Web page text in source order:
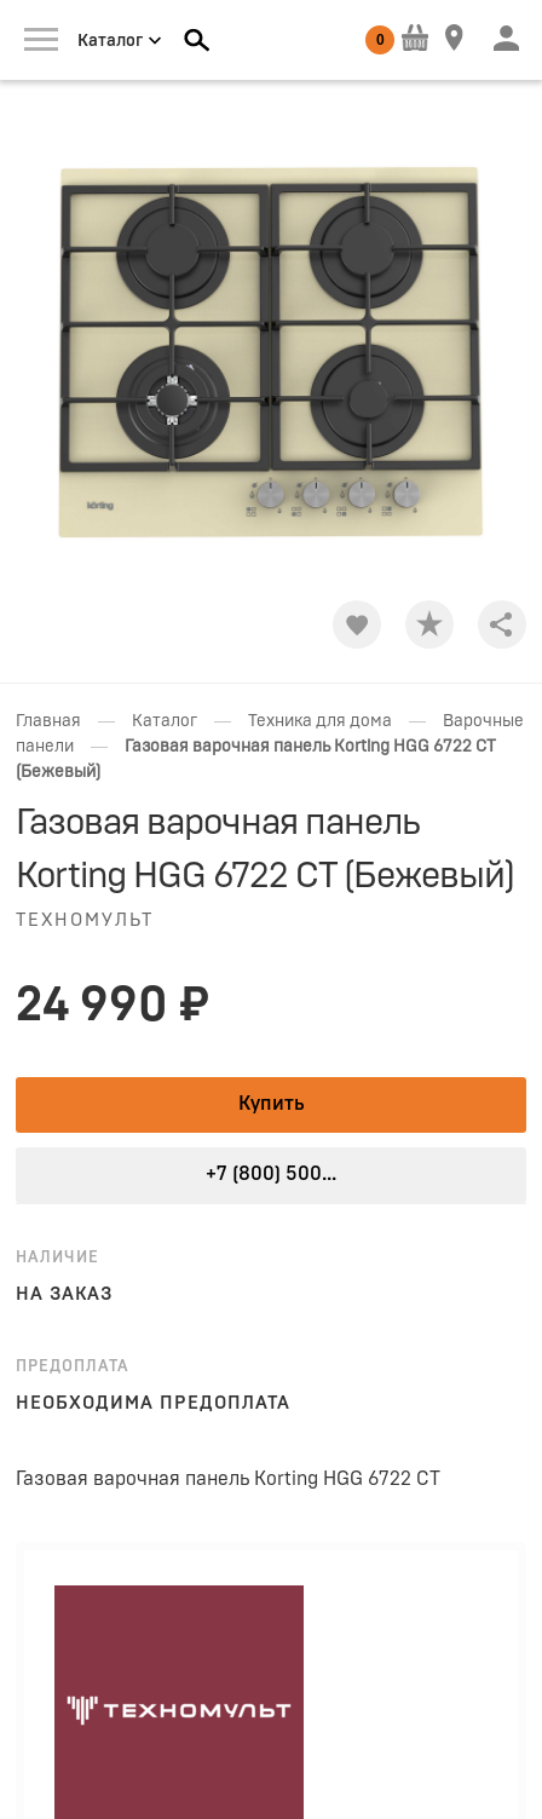
Каталог 0
Главная — Каталог — Техника для дома —
Варочные
панели
—
Газовая варочная панель Korting HGG 6722 CT
(Бежевый)
Газовая варочная панель
Korting HGG 6722 CT (Бежевый)
ТЕХНОМУЛЬТ
24 990 ₽
Купить
+7 (800) 500...
НАЛИЧИЕ
НА ЗАКАЗ
ПРЕДОПЛАТА
НЕОБХОДИМА ПРЕДОПЛАТА
Газовая варочная панель Korting HGG 6722 CT